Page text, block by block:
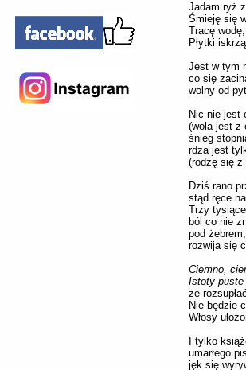
Jadam ryż
Śmieję się
Tracę
Płytki
Jest w tym
co się
wolny od
Nic nie jest
(wola jest z
śnieg
rdza jest
(rodzę się z
Dziś rano
stąd ręce
Trzy
ból co nie
pod
rozwija się
Ciemno,
Istoty puste
że
Nie będzie
Włosy
I tylko
umarłego
jęk się